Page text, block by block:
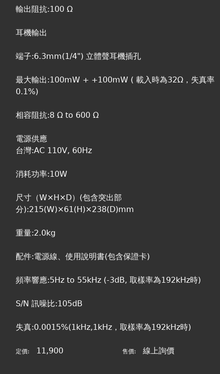
輸出阻抗:100 Ω
耳機輸出
端子:6.3mm(1/4") 立體聲耳機插孔
最大輸出:100mW + +100mW ( 載入時為32Ω，失真率
0.1%)
相容阻抗:8 Ω to 600 Ω
電源供應
台灣:AC 110V, 60Hz
消耗功率:10W
尺寸（W×H×D）(包含突出部
分):215(W)×61(H)×238(D)mm
重量:2.0kg
配件:電源線、使用說明書(包含保證卡)
頻率響應:5Hz to 55kHz (-3dB, 取樣率為192kHz時)
S/N 訊噪比:105dB
失真:0.0015%(1kHz,1kHz，取樣率為192kHz時)
定價: 11,900 售價: 線上詢價